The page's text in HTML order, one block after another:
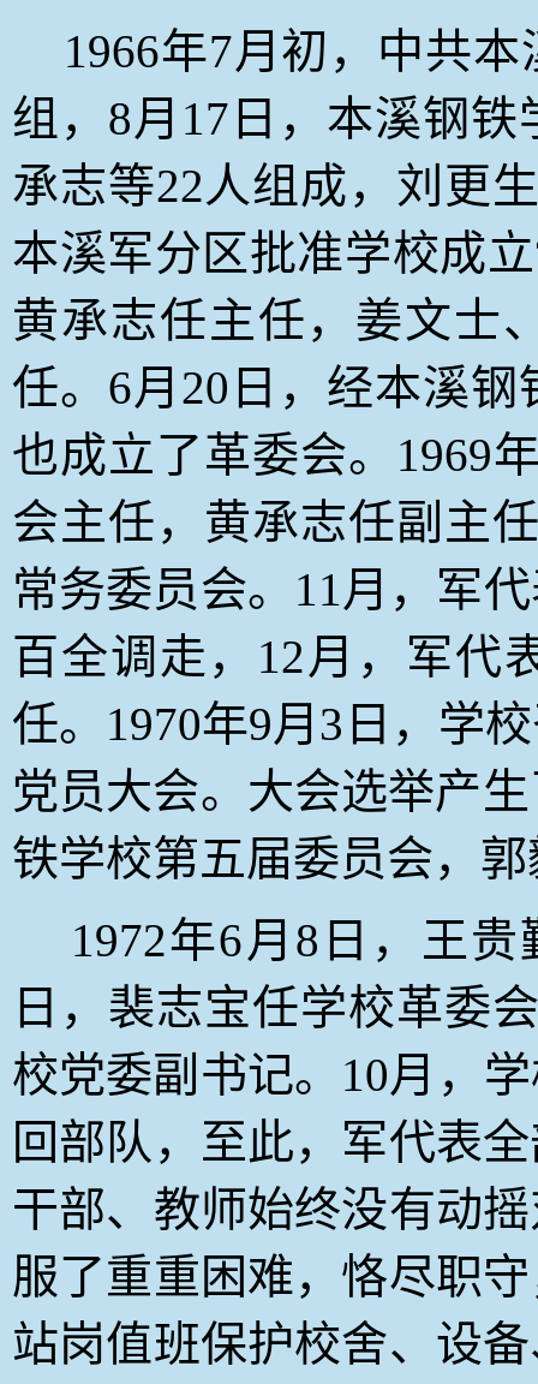
1966年7月初，中共
组，8月17日，本溪钢
承志等22人组成，刘更
本溪军分区批准学校成
黄承志任主任，姜文士
任。6月20日，经本溪
也成立了革委会。1969
会主任，黄承志任副主
常务委员会。11月，军
百全调走，12月，军代
任。1970年9月3日，学
党员大会。大会选举产
铁学校第五届委员会，
1972年6月8日 ，王贵
日，裴志宝任学校革委
校党委副书记。10月，
回部队，至此，军代表
干部、教师始终没有动
服了重重困难，恪尽职
站岗值班保护校舍、设